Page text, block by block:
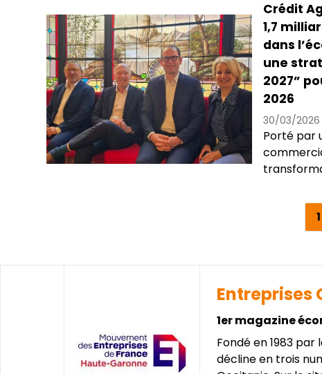
Crédit
1,7
dans
une
2027”
2026
30/03/2026
Porté par
1
Entreprises
1er magazine
Fondé en 1983
décline en trois